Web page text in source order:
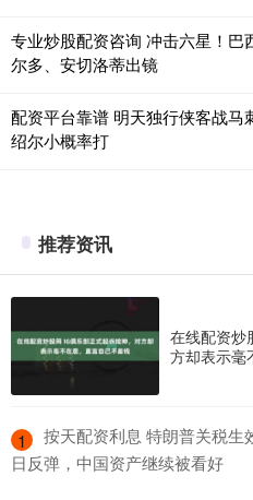
专业炒股配资咨询 冲击六星！
尔多、安切洛蒂出镜
配资平台靠谱 明天独行侠客战马
绍尔小概率打
推荐资讯
在线配资炒
方却表示毫
1
按天配资利息 特朗普关税生
日反弹，中国资产继续被看好